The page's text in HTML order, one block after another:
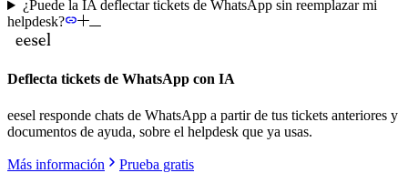
¿Puede la IA deflectar tickets de WhatsApp sin reemplazar mi
helpdesk?
Deflecta tickets de WhatsApp con IA
eesel responde chats de WhatsApp a partir de tus tickets anteriores y
documentos de ayuda, sobre el helpdesk que ya usas.
Más información
Prueba gratis